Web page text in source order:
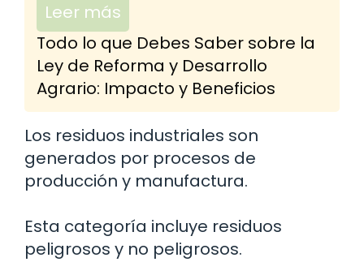
Leer más
Todo lo que Debes Saber sobre la
Ley de Reforma y Desarrollo
Agrario: Impacto y Beneficios
Los residuos industriales son
generados por procesos de
producción y manufactura.
Esta categoría incluye residuos
peligrosos y no peligrosos.